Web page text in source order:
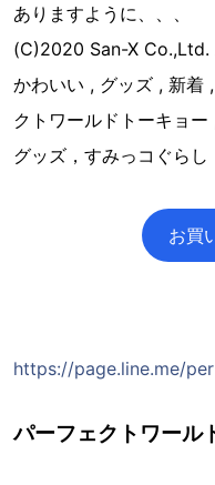
ありますように、、、
(C)2020 San-X
かわいい , グッズ , 新着
クトワールドトーキョ
グッズ，すみっコぐら
お買
https://page.line.me/
パーフェクトワール